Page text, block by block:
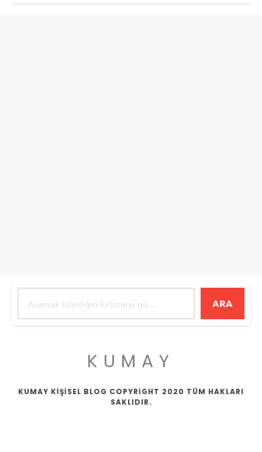
ARA
KUMAY
KUMAY KİŞİSEL BLOG COPYRİGHT 2020 TÜM HAKLARI
SAKLIDIR.